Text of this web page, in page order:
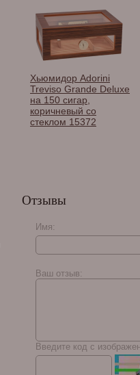
Хьюмидор Adorini
Treviso Grande Deluxe
на 150 сигар,
коричневый со
стеклом 15372
Отзывы
Имя:
Ваш отзыв:
Введите код с